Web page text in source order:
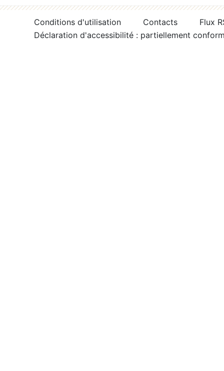
Conditions d'utilisation Contacts
Flux
Déclaration d'accessibilité : partiellement